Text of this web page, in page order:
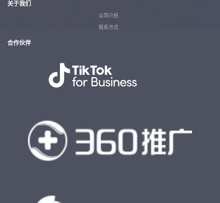
关于我们
公司介绍
联系方式
合作伙伴